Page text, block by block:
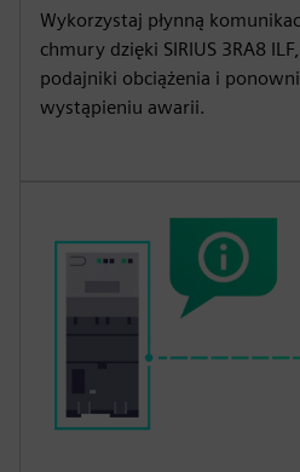
Wykorzystaj płynną
chmury dzięki SIRIUS 3RA8
podajniki obciążenia i
wystąpieniu awarii.